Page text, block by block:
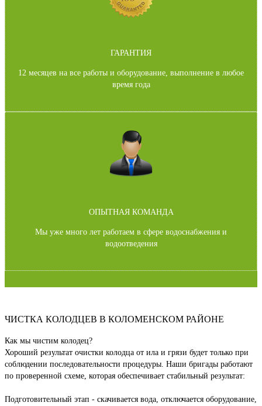
Прочистка высоким давлением
ГАРАНТИЯ
12 месяцев на все работы и оборудование, выполнение в любое
время года
ОПЫТНАЯ КОМАНДА
Мы уже много лет работаем в сфере водоснабжения и
водоотведения
ЧИСТКА КОЛОДЦЕВ В КОЛОМЕНСКОМ РАЙОНЕ
Как мы чистим колодец?
Хороший результат очистки колодца от ила и грязи будет только при
соблюдении последовательности процедуры. Наши бригады работают
по проверенной схеме, которая обеспечивает стабильный результат:
Подготовительный этап - скачивается вода, отключается оборудование,